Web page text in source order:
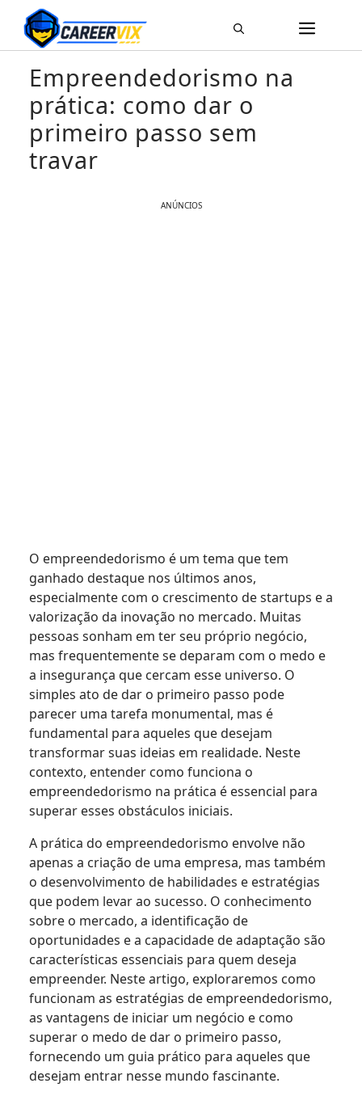
Pular
para
o
conteúdoEmpreendedorismo na
prática: como dar o
primeiro passo sem
travar
ANÚNCIOS
O empreendedorismo é um tema que tem
ganhado destaque nos últimos anos,
especialmente com o crescimento de startups e a
valorização da inovação no mercado. Muitas
pessoas sonham em ter seu próprio negócio,
mas frequentemente se deparam com o medo e
a insegurança que cercam esse universo. O
simples ato de dar o primeiro passo pode
parecer uma tarefa monumental, mas é
fundamental para aqueles que desejam
transformar suas ideias em realidade. Neste
contexto, entender como funciona o
empreendedorismo na prática é essencial para
superar esses obstáculos iniciais.
A prática do empreendedorismo envolve não
apenas a criação de uma empresa, mas também
o desenvolvimento de habilidades e estratégias
que podem levar ao sucesso. O conhecimento
sobre o mercado, a identificação de
oportunidades e a capacidade de adaptação são
características essenciais para quem deseja
empreender. Neste artigo, exploraremos como
funcionam as estratégias de empreendedorismo,
as vantagens de iniciar um negócio e como
superar o medo de dar o primeiro passo,
fornecendo um guia prático para aqueles que
desejam entrar nesse mundo fascinante.